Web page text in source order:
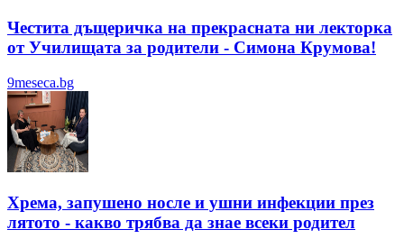
Честита дъщеричка на прекрасната ни лекторка
от Училищата за родители - Симона Крумова!
9meseca.bg
Хрема, запушено носле и ушни инфекции през
лятотo - какво трябва да знае всеки родител